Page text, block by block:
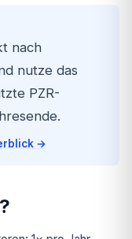
nach
nutze das
PZR-
→
?